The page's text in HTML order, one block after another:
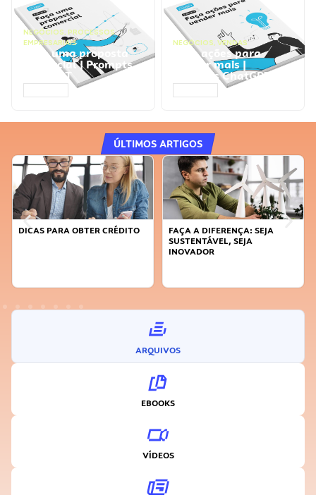
NEGÓCIOS, PROCESSOS
EMPRESARIAIS
Faça uma proposta
comercial | Prompts
ChatGPT
NEGÓCIOS, VENDAS
Faça ações para
vender mais |
Prompts ChatGPT
ÚLTIMOS ARTIGOS
DICAS PARA OBTER CRÉDITO
FAÇA A DIFERENÇA: SEJA
SUSTENTÁVEL, SEJA
INOVADOR
ARQUIVOS
EBOOKS
VÍDEOS